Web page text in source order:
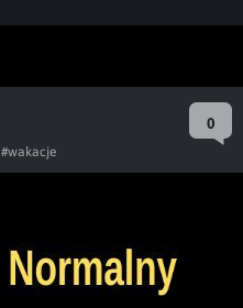
0
#wakacje